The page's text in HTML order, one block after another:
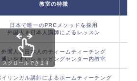
教室の特徴
日本で唯一のPRCメソッドを採用
外国人＆日本人講師によるレッスン
外国人と日本人のティームティーチング
通いやすいショッピングセンター内教室
イリンガル講師によるホームティーチング
スクロールできます